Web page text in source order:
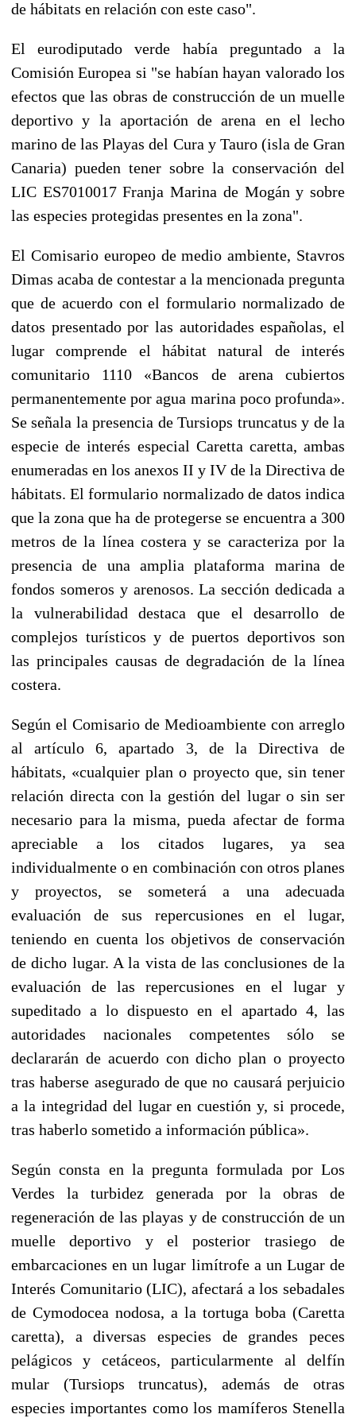
de hábitats en relación con este caso".
El eurodiputado verde había preguntado a la
Comisión Europea si "se habían hayan valorado los
efectos que las obras de construcción de un muelle
deportivo y la aportación de arena en el lecho
marino de las Playas del Cura y Tauro (isla de Gran
Canaria) pueden tener sobre la conservación del
LIC ES7010017 Franja Marina de Mogán y sobre
las especies protegidas presentes en la zona".
El Comisario europeo de medio ambiente, Stavros
Dimas acaba de contestar a la mencionada pregunta
que de acuerdo con el formulario normalizado de
datos presentado por las autoridades españolas, el
lugar comprende el hábitat natural de interés
comunitario 1110 «Bancos de arena cubiertos
permanentemente por agua marina poco profunda».
Se señala la presencia de Tursiops truncatus y de la
especie de interés especial Caretta caretta, ambas
enumeradas en los anexos II y IV de la Directiva de
hábitats. El formulario normalizado de datos indica
que la zona que ha de protegerse se encuentra a 300
metros de la línea costera y se caracteriza por la
presencia de una amplia plataforma marina de
fondos someros y arenosos. La sección dedicada a
la vulnerabilidad destaca que el desarrollo de
complejos turísticos y de puertos deportivos son
las principales causas de degradación de la línea
costera.
Según el Comisario de Medioambiente con arreglo
al artículo 6, apartado 3, de la Directiva de
hábitats, «cualquier plan o proyecto que, sin tener
relación directa con la gestión del lugar o sin ser
necesario para la misma, pueda afectar de forma
apreciable a los citados lugares, ya sea
individualmente o en combinación con otros planes
y proyectos, se someterá a una adecuada
evaluación de sus repercusiones en el lugar,
teniendo en cuenta los objetivos de conservación
de dicho lugar. A la vista de las conclusiones de la
evaluación de las repercusiones en el lugar y
supeditado a lo dispuesto en el apartado 4, las
autoridades nacionales competentes sólo se
declararán de acuerdo con dicho plan o proyecto
tras haberse asegurado de que no causará perjuicio
a la integridad del lugar en cuestión y, si procede,
tras haberlo sometido a información pública».
Según consta en la pregunta formulada por Los
Verdes la turbidez generada por la obras de
regeneración de las playas y de construcción de un
muelle deportivo y el posterior trasiego de
embarcaciones en un lugar limítrofe a un Lugar de
Interés Comunitario (LIC), afectará a los sebadales
de Cymodocea nodosa, a la tortuga boba (Caretta
caretta), a diversas especies de grandes peces
pelágicos y cetáceos, particularmente al delfín
mular (Tursiops truncatus), además de otras
especies importantes como los mamíferos Stenella